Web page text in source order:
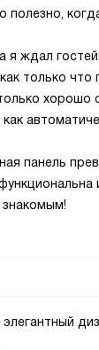
я ждал
только что
хорошо
панель